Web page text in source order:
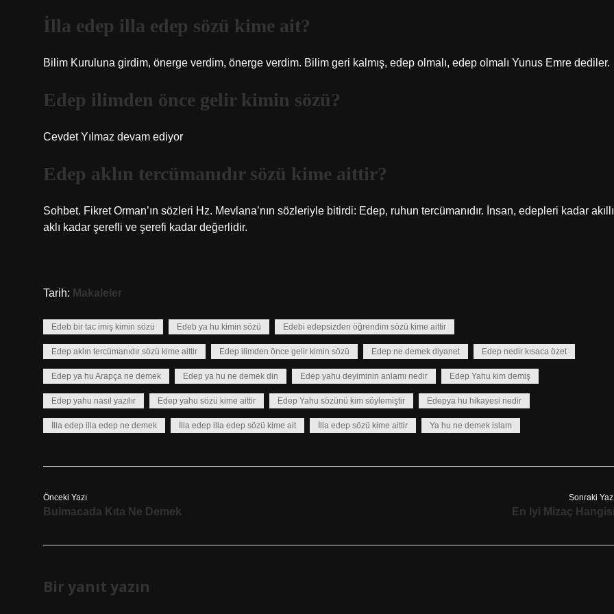
İlla edep illa edep sözü kime ait?
Bilim Kuruluna girdim, önerge verdim, önerge verdim. Bilim geri kalmış, edep olmalı, edep olmalı Yunus Emre dediler.
Edep ilimden önce gelir kimin sözü?
Cevdet Yılmaz devam ediyor
Edep aklın tercümanıdır sözü kime aittir?
Sohbet. Fikret Orman’ın sözleri Hz. Mevlana’nın sözleriyle bitirdi: Edep, ruhun tercümanıdır. İnsan, edepleri kadar
aklı kadar şerefli ve şerefi kadar değerlidir.
Tarih: Makaleler
Edeb bir tac imiş kimin sözü Edeb ya hu kimin sözü Edebi edepsizden öğrendim sözü kime aittir
Edep aklın tercümanıdır sözü kime aittir Edep ilimden önce gelir kimin sözü Edep ne demek diyanet Edep nedir kısaca özet
Edep ya hu Arapça ne demek Edep ya hu ne demek din Edep yahu deyiminin anlamı nedir Edep Yahu kim demiş
Edep yahu nasıl yazılır Edep yahu sözü kime aittir Edep Yahu sözünü kim söylemiştir Edepya hu hikayesi nedir
İlla edep illa edep ne demek İlla edep illa edep sözü kime ait İlla edep sözü kime aittir Ya hu ne demek islam
Önceki Yazı
Bulmacada Kıta Ne Demek
Sonraki
En Iyi Mizaç
Bir yanıt yazın